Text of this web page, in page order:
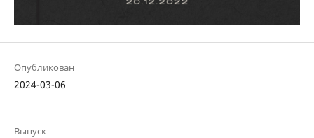
Опубликован
2024-03-06
Выпуск